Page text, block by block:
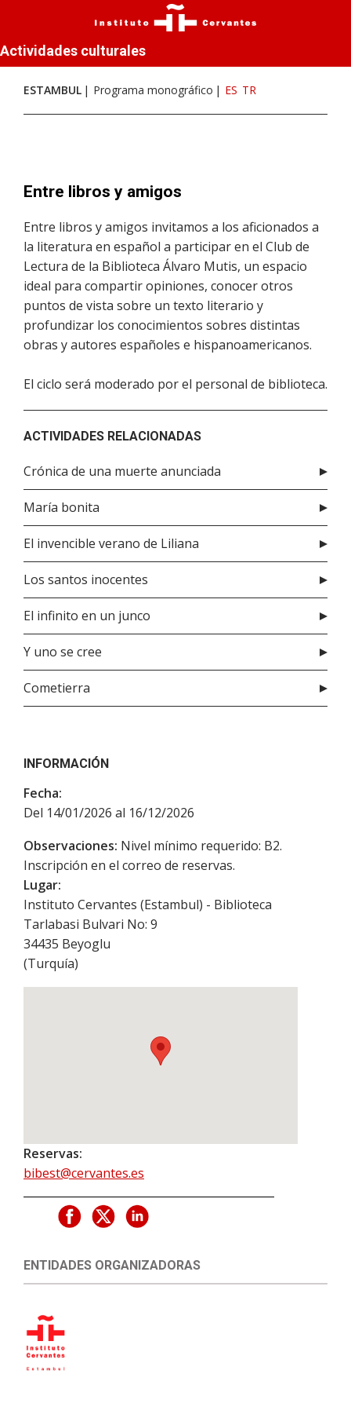
Actividades culturales
ESTAMBUL Programa monográfico ES TR
Entre libros y amigos
Entre libros y amigos invitamos a los aficionados a
la literatura en español a participar en el Club de
Lectura de la Biblioteca Álvaro Mutis, un espacio
ideal para compartir opiniones, conocer otros
puntos de vista sobre un texto literario y
profundizar los conocimientos sobres distintas
obras y autores españoles e hispanoamericanos.
El ciclo será moderado por el personal de biblioteca.
ACTIVIDADES RELACIONADAS
Crónica de una muerte anunciada
María bonita
El invencible verano de Liliana
Los santos inocentes
El infinito en un junco
Y uno se cree
Cometierra
INFORMACIÓN
Fecha:
Del 14/01/2026 al 16/12/2026
Observaciones: Nivel mínimo requerido: B2.
Inscripción en el correo de reservas.
Lugar:
Instituto Cervantes (Estambul) - Biblioteca
Tarlabasi Bulvari No: 9
34435 Beyoglu
(Turquía)
Reservas:
bibest@cervantes.es
ENTIDADES ORGANIZADORAS